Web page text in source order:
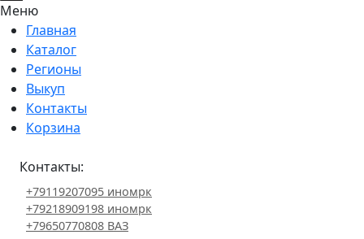
Меню
Главная
Каталог
Регионы
Выкуп
Контакты
Корзина
Контакты:
+79119207095 иномрк
+79218909198 иномрк
+79650770808 ВАЗ